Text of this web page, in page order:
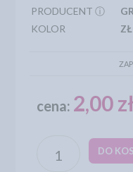
PRODUCENT ⓘ
KOLOR
cena: 2,00
DO